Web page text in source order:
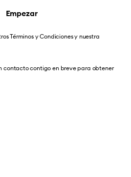
Empezar
Términos y Condicionesy nuestra
contacto contigo en breve para obtener